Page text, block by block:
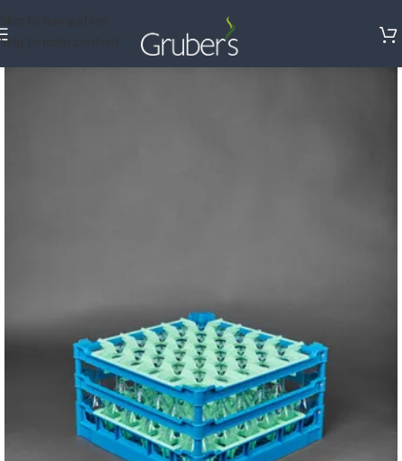
Skip to main content